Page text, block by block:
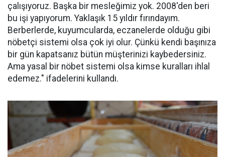
çalışıyoruz. Başka bir mesleğimiz yok. 2008'den beri
bu işi yapıyorum. Yaklaşık 15 yıldır fırındayım.
Berberlerde, kuyumcularda, eczanelerde olduğu gibi
nöbetçi sistemi olsa çok iyi olur. Çünkü kendi başınıza
bir gün kapatsanız bütün müşterinizi kaybedersiniz.
Ama yasal bir nöbet sistemi olsa kimse kuralları ihlal
edemez." ifadelerini kullandı.